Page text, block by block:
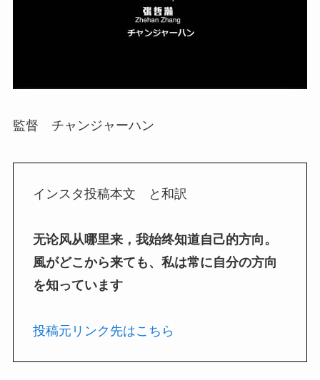
監督 チャンジャーハン
インスタ投稿本文 と和訳
无论风从哪里来，我始终知道自己的方向。
風がどこから来ても、私は常に自分の方向
を知っています
投稿元リンク先はこちら